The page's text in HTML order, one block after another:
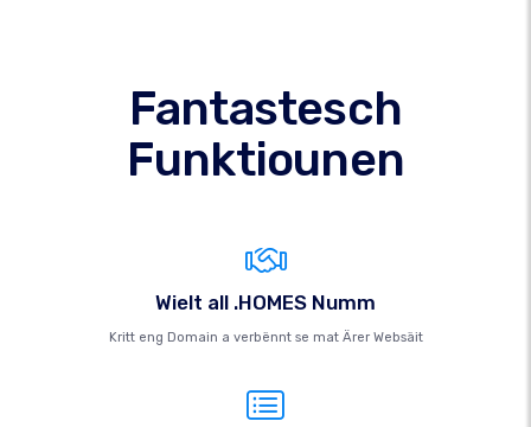
Fantastesch
Funktiounen
Wielt all .HOMES Numm
Kritt eng Domain a verbënnt se mat Ärer Websäit